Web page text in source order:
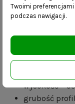
Wymiary:
długość –
szerokość –
wysokość
wysokość
wysokość –
grubość
Twoimi
podczas nawigacji.